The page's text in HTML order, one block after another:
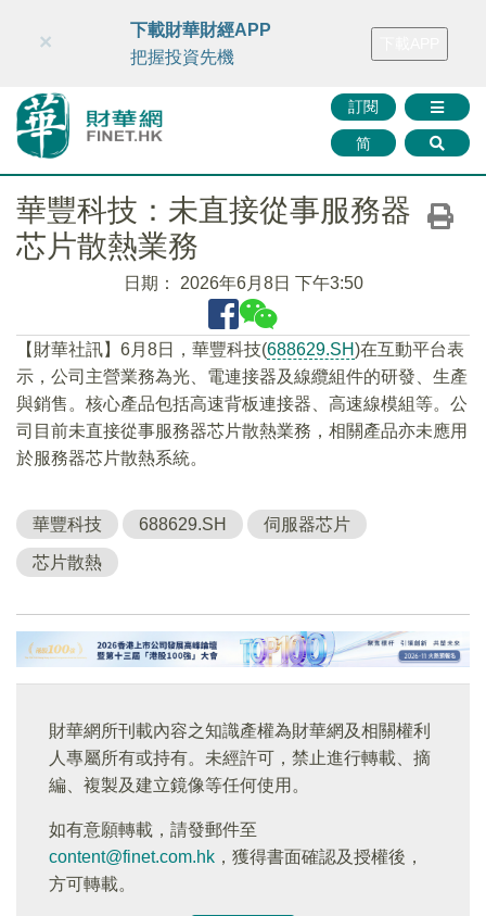
財華智庫網 FINTV FINMETA 財華證券 媒體矩陣
訂閱
简
×
下載財華財經APP
把握投資先機
華豐科技：未直接從事服務器
芯片散熱業務
日期： 2026年6月8日 下午3:50
【財華社訊】6月8日，華豐科技(688629.SH)在互動平台表
示，公司主營業務為光、電連接器及線纜組件的研發、生產
與銷售。核心產品包括高速背板連接器、高速線模組等。公
司目前未直接從事服務器芯片散熱業務，相關產品亦未應用
於服務器芯片散熱系統。
華豐科技 688629.SH 伺服器芯片
芯片散熱
財華網所刊載內容之知識產權為財華網及相關權利
人專屬所有或持有。未經許可，禁止進行轉載、摘
編、複製及建立鏡像等任何使用。
如有意願轉載，請發郵件至
content@finet.com.hk ，獲得書面確認及授權後，
方可轉載。